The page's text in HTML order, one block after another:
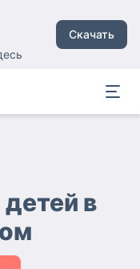
Скачать
в